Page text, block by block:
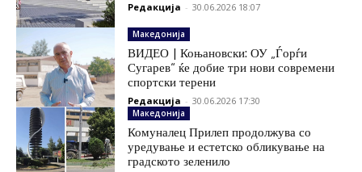
Редакција - 30.06.2026 18:07
Македонија
ВИДЕО | Коњановски: ОУ „Ѓорѓи
Сугарев“ ќе добие три нови современи
спортски терени
Редакција - 30.06.2026 17:30
Македонија
Комуналец Прилеп продолжува со
уредување и естетско обликување на
градското зеленило